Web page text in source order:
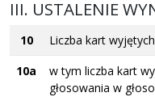
III. USTALENIE
10 Liczba kart
10a
w tym liczba kart
głosowania w